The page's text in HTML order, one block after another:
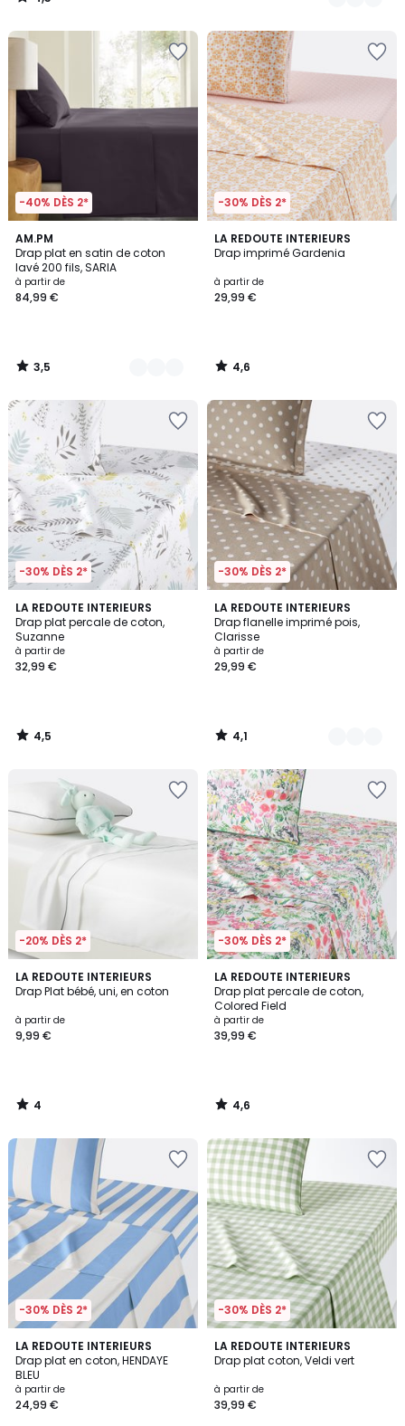
/
-40% DÈS 2*
AM.PM
Drap plat en satin de coton
lavé 200 fils, SARIA
à partir de
84,99 €
3,5
/ 5
9
Couleurs
3,5
/
-30% DÈS 2*
LA REDOUTE INTERIEURS
Drap imprimé Gardenia
à partir de
29,99 €
4,6
/ 5
4,6
/
-30% DÈS 2*
LA REDOUTE INTERIEURS
Drap plat percale de coton,
Suzanne
à partir de
32,99 €
4,5
/ 5
4,5
/
-30% DÈS 2*
LA REDOUTE INTERIEURS
Drap flanelle imprimé pois,
Clarisse
à partir de
29,99 €
4,1
/ 5
5
Couleurs
4,1
/
-20% DÈS 2*
LA REDOUTE INTERIEURS
Drap Plat bébé, uni, en coton
à partir de
9,99 €
4
/
4
/
-30% DÈS 2*
LA REDOUTE INTERIEURS
Drap plat percale de coton,
Colored Field
à partir de
39,99 €
4,6
/ 5
4,6
/
-30% DÈS 2*
LA REDOUTE INTERIEURS
Drap plat en coton, HENDAYE
BLEU
à partir de
24,99 €
4
/
5
-30% DÈS 2*
LA REDOUTE INTERIEURS
Drap plat coton, Veldi vert
à partir de
39,99 €
4,7
/ 5